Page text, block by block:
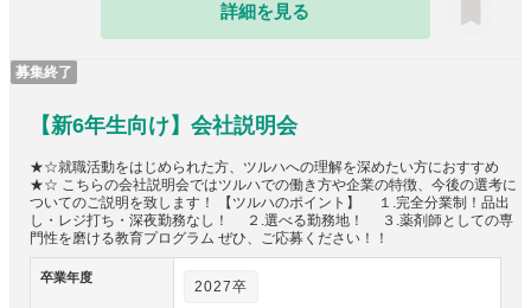
詳細を見る
募集終了
【新6年生向け】会社説明会
★☆就職活動をはじめられた方、ツルハへの理解を深めたい方におすすめ
★☆ こちらの会社説明会ではツルハでの働き方や企業の特徴、今後の選考に
ついてのご説明を致します！ 【ツルハのポイント】 １.完全分業制！品出
し・レジ打ち・深夜勤務なし！ ２.選べる勤務地！ ３.薬剤師としての専
門性を磨ける教育プログラム ぜひ、ご応募ください！！
卒業年度
2027卒